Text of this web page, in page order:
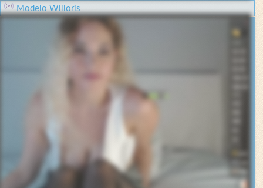
Modelo Willoris